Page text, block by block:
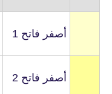
أصفر فاتح 1
أصفر فاتح 2